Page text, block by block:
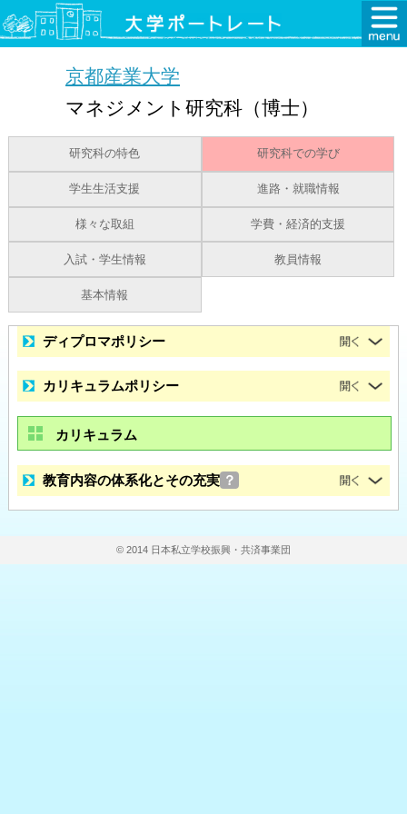
京都産業大学
マネジメント研究科（博士）
研究科の特色 研究科での学び
学生生活支援 進路・就職情報
様々な取組 学費・経済的支援
入試・学生情報 教員情報
基本情報
ディプロマポリシー
カリキュラムポリシー
カリキュラム
教育内容の体系化とその充実 ？
© 2014 日本私立学校振興・共済事業団